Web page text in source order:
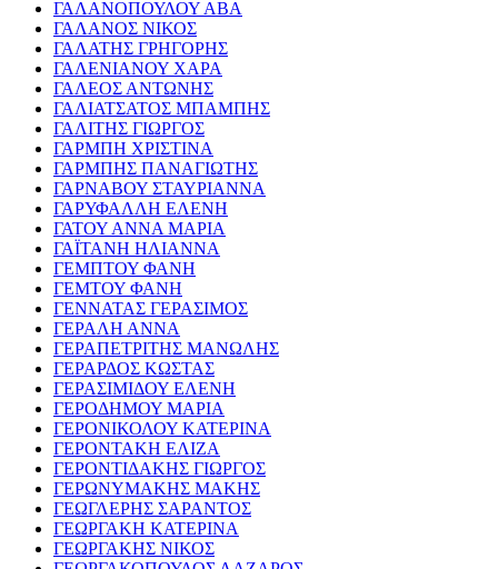
ΓΑΛΑΝΟΠΟΥΛΟΥ ΑΒΑ
ΓΑΛΑΝΟΣ ΝΙΚΟΣ
ΓΑΛΑΤΗΣ ΓΡΗΓΟΡΗΣ
ΓΑΛΕΝΙΑΝΟΥ ΧΑΡΑ
ΓΑΛΕΟΣ ΑΝΤΩΝΗΣ
ΓΑΛΙΑΤΣΑΤΟΣ ΜΠΑΜΠΗΣ
ΓΑΛΙΤΗΣ ΓΙΩΡΓΟΣ
ΓΑΡΜΠΗ ΧΡΙΣΤΙΝΑ
ΓΑΡΜΠΗΣ ΠΑΝΑΓΙΩΤΗΣ
ΓΑΡΝΑΒΟΥ ΣΤΑΥΡΙΑΝΝΑ
ΓΑΡΥΦΑΛΛΗ ΕΛΕΝΗ
ΓΑΤΟΥ ΑΝΝΑ ΜΑΡΙΑ
ΓΑΪΤΑΝΗ ΗΛΙΑΝΝΑ
ΓΕΜΠΤΟΥ ΦΑΝΗ
ΓΕΜΤΟΥ ΦΑΝΗ
ΓΕΝΝΑΤΑΣ ΓΕΡΑΣΙΜΟΣ
ΓΕΡΑΛΗ ΑΝΝΑ
ΓΕΡΑΠΕΤΡΙΤΗΣ ΜΑΝΩΛΗΣ
ΓΕΡΑΡΔΟΣ ΚΩΣΤΑΣ
ΓΕΡΑΣΙΜΙΔΟΥ ΕΛΕΝΗ
ΓΕΡΟΔΗΜΟΥ ΜΑΡΙΑ
ΓΕΡΟΝΙΚΟΛΟΥ ΚΑΤΕΡΙΝΑ
ΓΕΡΟΝΤΑΚΗ ΕΛΙΖΑ
ΓΕΡΟΝΤΙΔΑΚΗΣ ΓΙΩΡΓΟΣ
ΓΕΡΩΝΥΜΑΚΗΣ ΜΑΚΗΣ
ΓΕΩΓΛΕΡΗΣ ΣΑΡΑΝΤΟΣ
ΓΕΩΡΓΑΚΗ ΚΑΤΕΡΙΝΑ
ΓΕΩΡΓΑΚΗΣ ΝΙΚΟΣ